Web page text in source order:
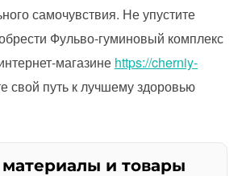
самочувствия. Не упустите
Фульво-гуминовый комплекс
магазине https://cherniy-
свой путь к лучшему здоровью
и товары